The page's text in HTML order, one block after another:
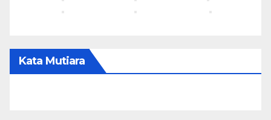
Kata Mutiara